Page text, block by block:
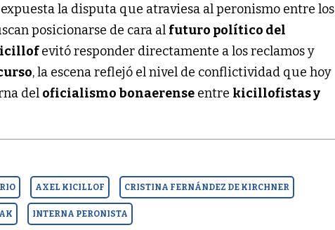
la disputa que atraviesa al peronismo entre los
posicionarse de cara al futuro político del
evitó responder directamente a los reclamos y
, la escena reflejó el nivel de conflictividad que hoy
del oficialismo bonaerense entre kicillofistas y
AXEL KICILLOF CRISTINA FERNÁNDEZ DE KIRCHNER
INTERNA PERONISTA